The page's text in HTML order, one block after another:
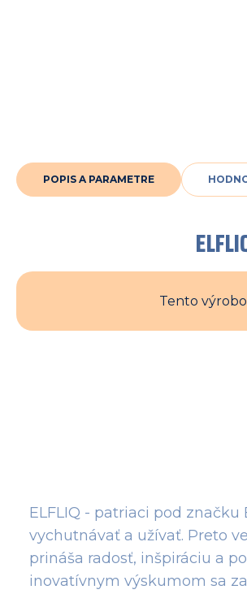
POPIS A PARAMETRE
Tento
ELFLIQ - patriaci pod
vychutnávať a užívať. Preto
prináša radosť, inšpiráciu a
inovatívnym výskumom sa